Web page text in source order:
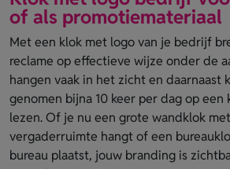
of als promotiemateriaal
Met een klok met logo van je bedrijf
reclame op effectieve wijze onder de
hangen vaak in het zicht en daarnaast
genomen bijna 10 keer per dag op
lezen. Of je nu een grote wandklok
vergaderruimte hangt of een
bureau plaatst, jouw branding is